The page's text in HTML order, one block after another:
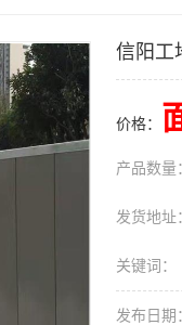
信阳工
价格：
产品数量
发货地址
关键词：
发布日期